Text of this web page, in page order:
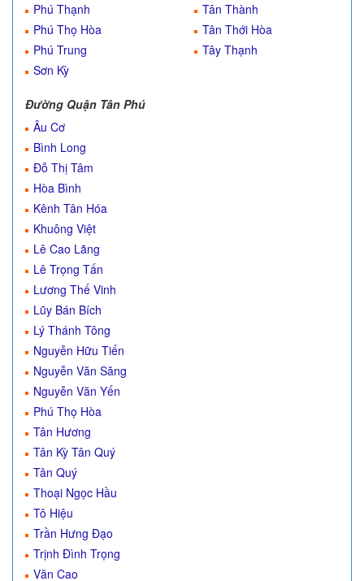
Phú Thạnh
Phú Thọ Hòa
Phú Trung
Sơn Kỳ
Tân Thành
Tân Thới Hòa
Tây Thạnh
Đường Quận Tân Phú
Âu Cơ
Bình Long
Đỗ Thị Tâm
Hòa Bình
Kênh Tân Hóa
Khuông Việt
Lê Cao Lãng
Lê Trọng Tấn
Lương Thế Vinh
Lũy Bán Bích
Lý Thánh Tông
Nguyễn Hữu Tiến
Nguyễn Văn Săng
Nguyễn Văn Yến
Phú Thọ Hòa
Tân Hương
Tân Kỳ Tân Quý
Tân Quý
Thoại Ngọc Hầu
Tô Hiệu
Trần Hưng Đạo
Trịnh Đình Trọng
Văn Cao